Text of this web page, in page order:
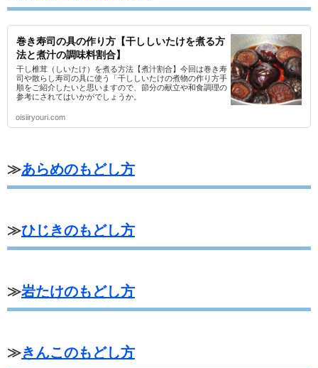
巻き寿司の具の作り方【干ししいたけを煮る方
法と煮汁の調味料割合】
干し椎茸（しいたけ）を煮る方法【煮汁割合】今回は巻き寿
司や散らし寿司の具に使う「干ししいたけの煮物の作り方手
順をご紹介したいと思いますので、節分の献立や和食調理の
参考にされてはいかがでしょうか。
oisiiryouri.com
≫あらめのもどし方
≫ひじきのもどし方
≫岩たけのもどし方
≫きんこのもどし方